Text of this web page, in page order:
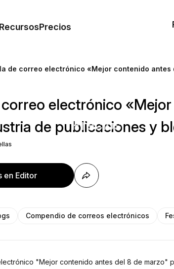
RecursosPrecios
Precios
de correo electrónico «Mejor contenido
electrónico
de publicaciones y
en Editor
Compendio de correos electrónicos
"Mejor contenido antes del 8 de marzo"